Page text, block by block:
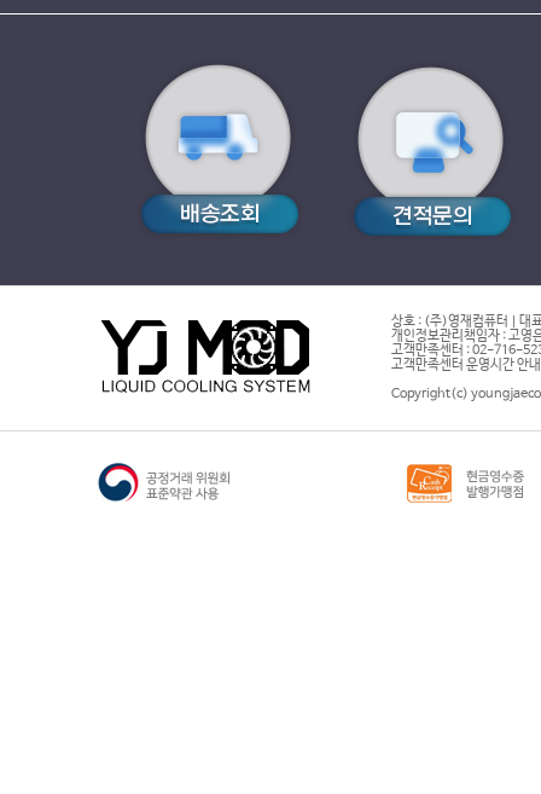
상호 : (주)영재컴퓨터 | 대
개인정보관리책임자 : 고영
고객만족센터 : 02-716-
고객만족센터 운영시간 안
Copyright(c)